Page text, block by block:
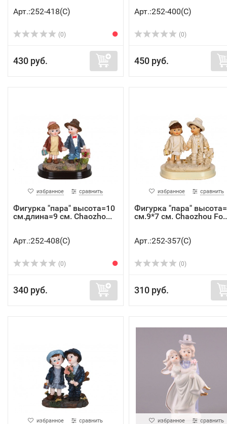
Арт.:252-418(C)
(0)
430 руб.
Арт.:252-400(C)
(0)
450 руб.
избранное сравнить
Фигурка "пара" высота=10
см.длина=9 см. Chaozho...
Арт.:252-408(C)
(0)
340 руб.
избранное сравнить
Фигурка "пара"
см.9*7 см. Chaozhou
Арт.:252-357(C)
(0)
310 руб.
избранное сравнить избранное сравнить